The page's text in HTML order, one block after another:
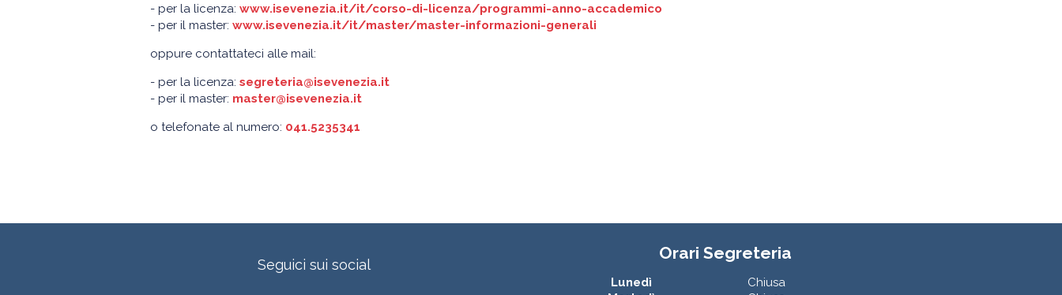
- per la licenza: www.isevenezia.it/it/corso-di-licenza/programmi-anno-accademico
- per il master: www.isevenezia.it/it/master/master-informazioni-generali
oppure contattateci alle mail:
- per la licenza: segreteria@isevenezia.it
- per il master: master@isevenezia.it
o telefonate al numero: 041.5235341
Seguici sui social
Orari Segreteria
Lunedì
Chiusa